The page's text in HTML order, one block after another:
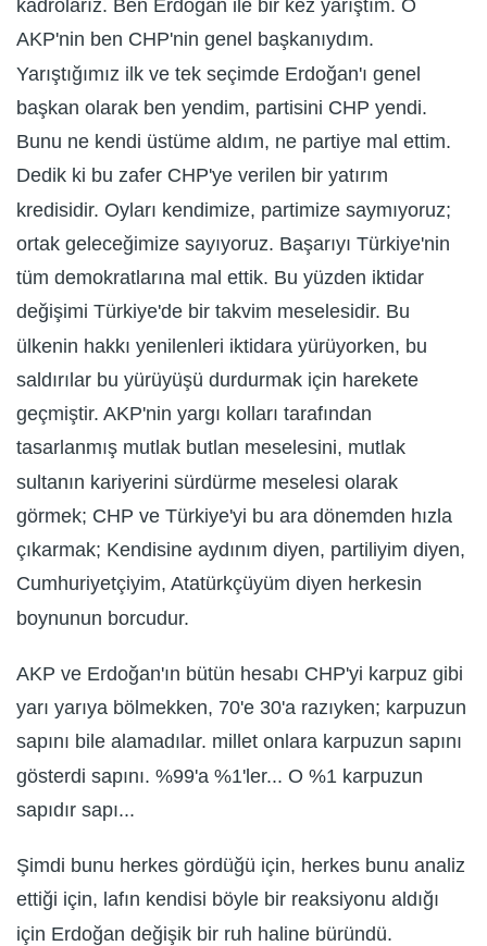
kadrolarız. Ben Erdoğan ile bir kez yarıştım. O
AKP'nin ben CHP'nin genel başkanıydım.
Yarıştığımız ilk ve tek seçimde Erdoğan'ı genel
başkan olarak ben yendim, partisini CHP yendi.
Bunu ne kendi üstüme aldım, ne partiye mal ettim.
Dedik ki bu zafer CHP'ye verilen bir yatırım
kredisidir. Oyları kendimize, partimize saymıyoruz;
ortak geleceğimize sayıyoruz. Başarıyı Türkiye'nin
tüm demokratlarına mal ettik. Bu yüzden iktidar
değişimi Türkiye'de bir takvim meselesidir. Bu
ülkenin hakkı yenilenleri iktidara yürüyorken, bu
saldırılar bu yürüyüşü durdurmak için harekete
geçmiştir. AKP'nin yargı kolları tarafından
tasarlanmış mutlak butlan meselesini, mutlak
sultanın kariyerini sürdürme meselesi olarak
görmek; CHP ve Türkiye'yi bu ara dönemden hızla
çıkarmak; Kendisine aydınım diyen, partiliyim diyen,
Cumhuriyetçiyim, Atatürkçüyüm diyen herkesin
boynunun borcudur.
AKP ve Erdoğan'ın bütün hesabı CHP'yi karpuz gibi
yarı yarıya bölmekken, 70'e 30'a razıyken; karpuzun
sapını bile alamadılar. millet onlara karpuzun sapını
gösterdi sapını. %99'a %1'ler... O %1 karpuzun
sapıdır sapı...
Şimdi bunu herkes gördüğü için, herkes bunu analiz
ettiği için, lafın kendisi böyle bir reaksiyonu aldığı
için Erdoğan değişik bir ruh haline büründü.